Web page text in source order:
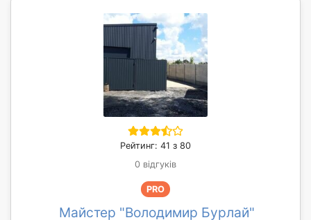
Рейтинг: 41 з 80
0 відгуків
PRO
Майстер "Володимир Бурлай"